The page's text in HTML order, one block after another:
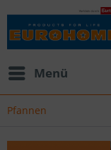
Menü
Pfannen